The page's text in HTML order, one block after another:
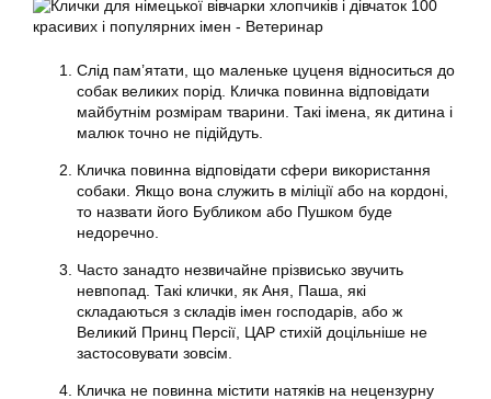
Слід пам’ятати, що маленьке цуценя відноситься до
собак великих порід. Кличка повинна відповідати
майбутнім розмірам тварини. Такі імена, як дитина і
малюк точно не підійдуть.
Кличка повинна відповідати сфери використання
собаки. Якщо вона служить в міліції або на кордоні,
то назвати його Бубликом або Пушком буде
недоречно.
Часто занадто незвичайне прізвисько звучить
невпопад. Такі клички, як Аня, Паша, які
складаються з складів імен господарів, або ж
Великий Принц Персії, ЦАР стихій доцільніше не
застосовувати зовсім.
Кличка не повинна містити натяків на нецензурну